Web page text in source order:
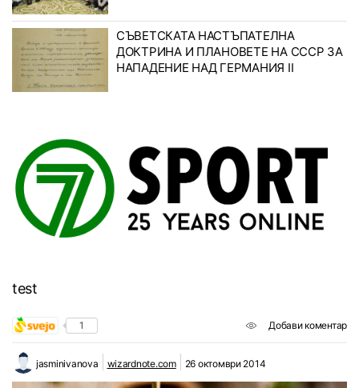
СЪВЕТСКАТА НАСТЪПАТЕЛНА
ДОКТРИНА И ПЛАНОВЕТЕ НА СССР ЗА
НАПАДЕНИЕ НАД ГЕРМАНИЯ II
test
1 Добави коментар
jasminivanova wizardnote.com 26 октомври 2014